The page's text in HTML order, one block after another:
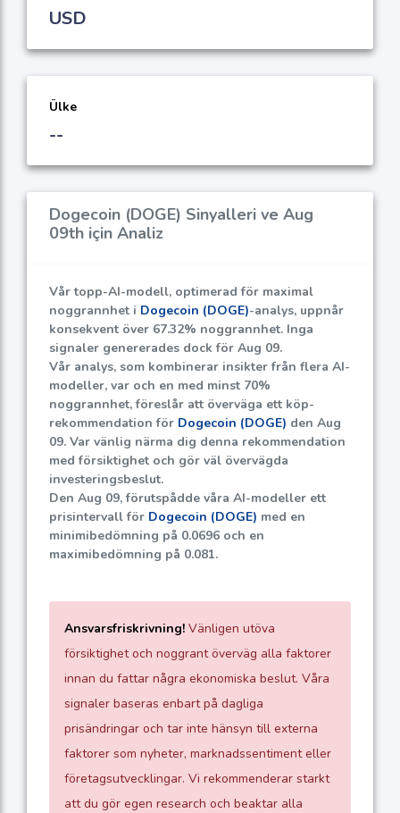
USD
Ülke
--
Dogecoin (DOGE) Sinyalleri ve Aug
09th için Analiz
Vår topp-AI-modell, optimerad för maximal
noggrannhet i Dogecoin (DOGE)-analys, uppnår
konsekvent över 67.32% noggrannhet. Inga
signaler genererades dock för Aug 09.
Vår analys, som kombinerar insikter från flera AI-
modeller, var och en med minst 70%
noggrannhet, föreslår att överväga ett köp-
rekommendation för Dogecoin (DOGE) den Aug
09. Var vänlig närma dig denna rekommendation
med försiktighet och gör väl övervägda
investeringsbeslut.
Den Aug 09, förutspådde våra AI-modeller ett
prisintervall för Dogecoin (DOGE) med en
minimibedömning på 0.0696 och en
maximibedömning på 0.081.
Ansvarsfriskrivning! Vänligen utöva
försiktighet och noggrant överväg alla faktorer
innan du fattar några ekonomiska beslut. Våra
signaler baseras enbart på dagliga
prisändringar och tar inte hänsyn till externa
faktorer som nyheter, marknadssentiment eller
företagsutvecklingar. Vi rekommenderar starkt
att du gör egen research och beaktar alla